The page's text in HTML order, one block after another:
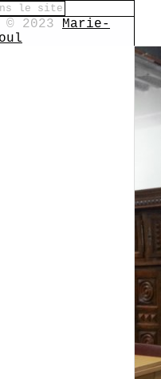
© 2023 Marie-